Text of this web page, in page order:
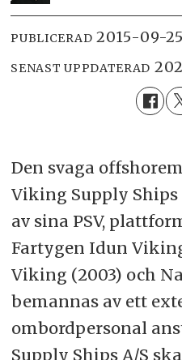
PUBLICERAD 2015-09-
SENAST UPPDATERAD
Den svaga
Viking Supply Ships
av sina PSV,
Fartygen Idun
Viking (2003) och
bemannas av ett
ombordpersonal
Supply Ships A/S